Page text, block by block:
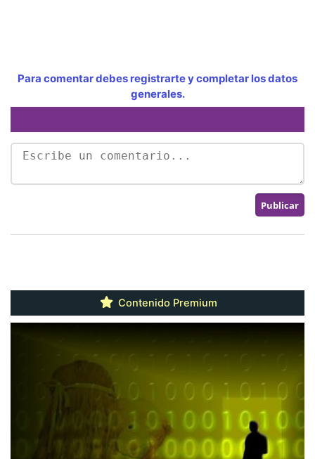
Para comentar debes registrarte y completar los datos
generales.
Contenido Premium